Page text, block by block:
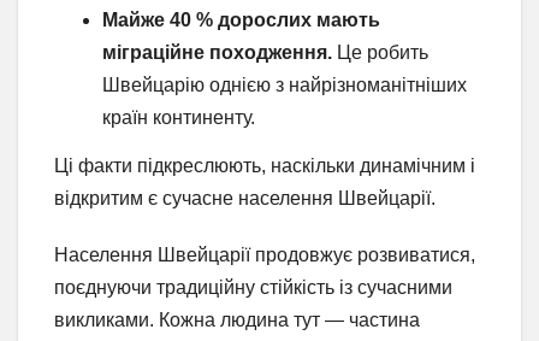
Майже 40 % дорослих мають
міграційне походження. Це робить
Швейцарію однією з найрізноманітніших
країн континенту.
Ці факти підкреслюють, наскільки динамічним і
відкритим є сучасне населення Швейцарії.
Населення Швейцарії продовжує розвиватися,
поєднуючи традиційну стійкість із сучасними
викликами. Кожна людина тут — частина